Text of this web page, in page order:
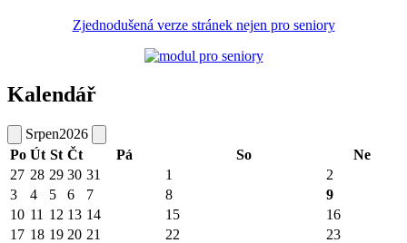
Zjednodušená verze stránek nejen pro seniory
Kalendář
Srpen2026
Po Út St Čt Pá So
Ne
27 28 29 30 31 1
2
3
4 5 6 7 8
9
10 11 12 13 14 15
16
17 18 19 20 21 22 23